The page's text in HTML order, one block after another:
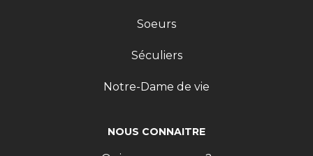
NOUS CONNAITRE
Soeurs
Séculiers
Notre-Dame de vie